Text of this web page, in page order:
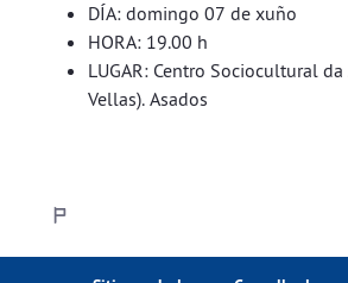
DÍA: domingo 07 de xuño
HORA: 19.00 h
LUGAR: Centro Sociocultural
Vellas). Asados